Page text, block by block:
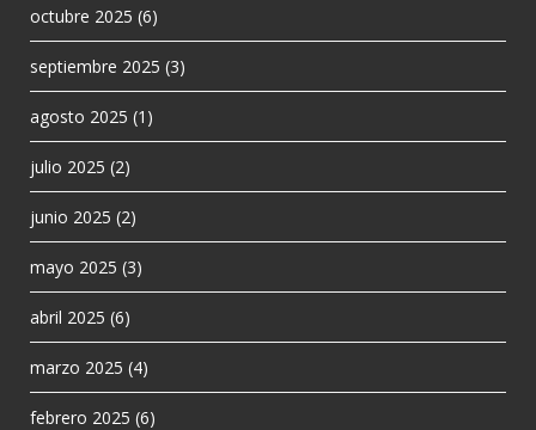
octubre 2025 (6)
septiembre 2025 (3)
agosto 2025 (1)
julio 2025 (2)
junio 2025 (2)
mayo 2025 (3)
abril 2025 (6)
marzo 2025 (4)
febrero 2025 (6)